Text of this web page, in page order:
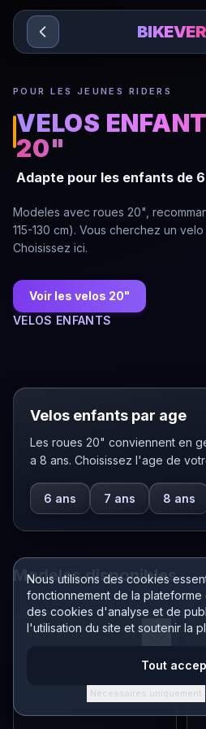
Sari la conținut
Nous utilisons des cookies
fonctionnement de la
des cookies d'analyse et de
l'utilisation du site et soutenir la
Tout
Nécessaires uniquement
POUR LES JEUNES RIDERS
VELOS
20"
Adapte pour les enfants de
Modeles avec roues 20",
115-130 cm). Vous cherchez un
Choisissez ici.
Voir les velos 20"
VELOS ENFANTS
Velos enfants par age
Les roues 20" conviennent en
a 8 ans. Choisissez l'age de
6 ans 7 ans 8 ans
Modeles disponibles